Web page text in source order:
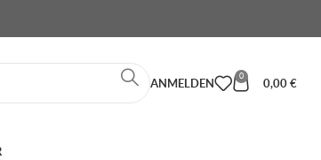
ANMELDEN
0
0,00 €